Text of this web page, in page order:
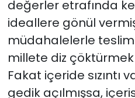
değerler etrafında
ideallere gönül
müdahalelerle
millete diz
Fakat içeride sızıntı
gedik açılmışsa,